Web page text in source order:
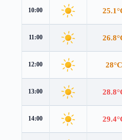
10:00
11:00
12:00 28°C
13:00
14:00